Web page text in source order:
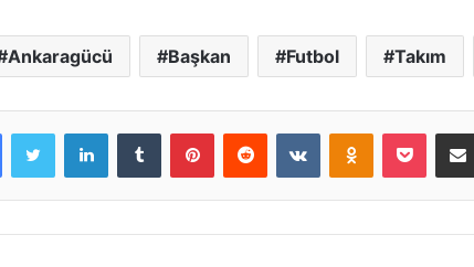
Ankaragücü Başkan Futbol Takım
FacebookTwitter LinkedInTumblr PinterestReddit VKontakteOdnoklassniki
Pocket